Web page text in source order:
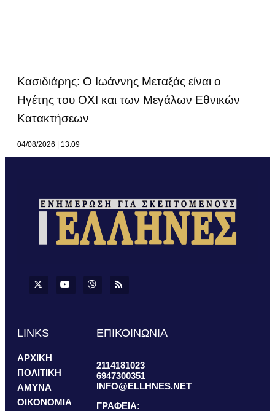
Κασιδιάρης: Ο Ιωάννης Μεταξάς είναι ο
Ηγέτης του ΟΧΙ και των Μεγάλων Εθνικών
Κατακτήσεων
04/08/2026 13:09
LINKS
ΑΡΧΙΚΗ
ΠΟΛΙΤΙΚΗ
ΑΜΥΝΑ
ΟΙΚΟΝΟΜΙΑ
ΕΠΙΚΟΙΝΩΝΙΑ
2114181023
6947300351
INFO@ELLHNES.NET
ΓΡΑΦΕΙΑ: